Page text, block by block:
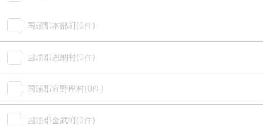
国頭郡本部町(0件)
国頭郡恩納村(0件)
国頭郡宜野座村(0件)
国頭郡金武町(0件)